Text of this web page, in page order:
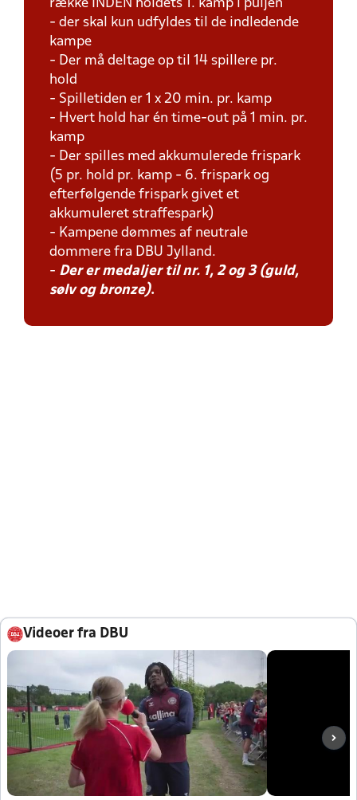
række INDEN holdets 1. kamp i puljen
- der skal kun udfyldes til de indledende
kampe
- Der må deltage op til 14 spillere pr.
hold
- Spilletiden er 1 x 20 min. pr. kamp
- Hvert hold har én time-out på 1 min. pr.
kamp
- Der spilles med akkumulerede frispark
(5 pr. hold pr. kamp - 6. frispark og
efterfølgende frispark givet et
akkumuleret straffespark)
- Kampene dømmes af neutrale
dommere fra DBU Jylland.
- Der er medaljer til nr. 1, 2 og 3 (guld,
sølv og bronze).
Videoer fra DBU